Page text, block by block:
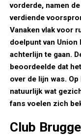
vorderde, namen
verdiende
Vanaken vlak voor
doelpunt van Union
achterlijn te gaan.
beoordeelde dat
over de lijn was.
natuurlijk wat
fans voelen zich
Club